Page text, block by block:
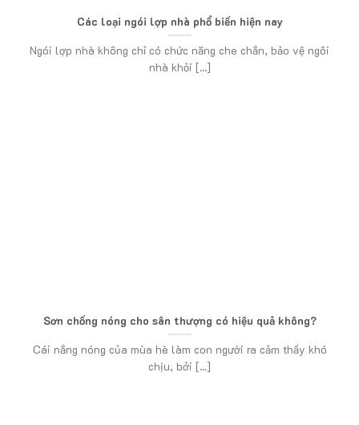
Các loại ngói lợp nhà phổ biến hiện nay
Ngói lợp nhà không chỉ có chức năng che chắn, bảo vệ ngôi
nhà khỏi [...]
Sơn chống nóng cho sân thượng có hiệu quả không?
Cái nắng nóng của mùa hè làm con người ra cảm thấy khó
chịu, bởi [...]